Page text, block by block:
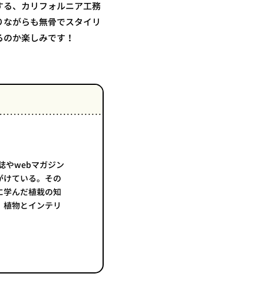
、カリフォルニア工務
がらも無骨でスタイリ
か楽しみです！
やwebマガジン
ている。その
んだ植栽の知
物とインテリ